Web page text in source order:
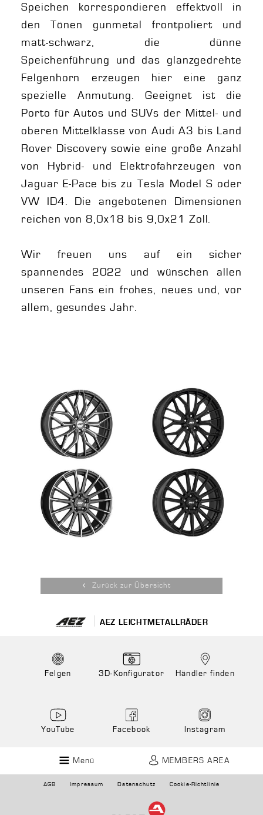
Speichen korrespondieren effektvoll in
den Tönen gunmetal frontpoliert und
matt-schwarz, die dünne
Speichenführung und das glanzgedrehte
Felgenhorn erzeugen hier eine ganz
spezielle Anmutung. Geeignet ist die
Porto für Autos und SUVs der Mittel- und
oberen Mittelklasse von Audi A3 bis Land
Rover Discovery sowie eine große Anzahl
von Hybrid- und Elektrofahrzeugen von
Jaguar E-Pace bis zu Tesla Model S oder
VW ID4. Die angebotenen Dimensionen
reichen von 8,0x18 bis 9,0x21 Zoll.
Wir freuen uns auf ein sicher
spannendes 2022 und wünschen allen
unseren Fans ein frohes, neues und, vor
allem, gesundes Jahr.
Zurück zur Übersicht
AEZ LEICHTMETALLRÄDER
Felgen 3D-Konfigurator Händler finden
YouTube Facebook Instagram
Menü MEMBERS AREA
AGB Impressum Datenschutz Cookie-Richtlinie